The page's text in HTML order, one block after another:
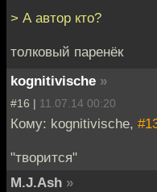
> А автор кто?
толковый паренёк
kognitivische »
#16 | 11.07.14 00:20
Кому: kognitivische,
"творится"
M.J.Ash »